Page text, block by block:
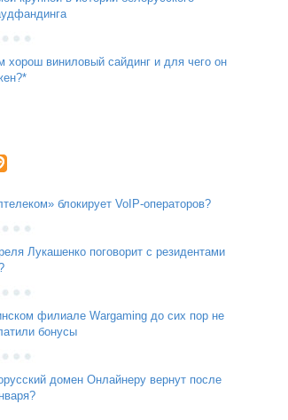
хорош виниловый сайдинг и для чего он
блокирует VoIP-операторов?
Лукашенко поговорит с резидентами
филиале Wargaming до сих пор не
бонусы
домен Онлайнеру вернут после